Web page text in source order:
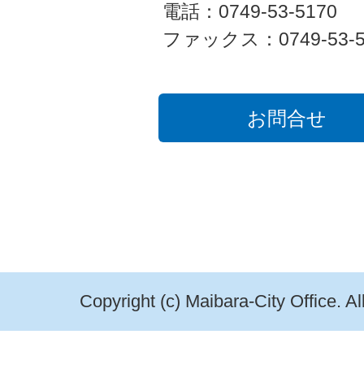
電話：0749-53-5170
ファックス：0749-53-
お問合せ
Copyright (c) Maibara-City Office.